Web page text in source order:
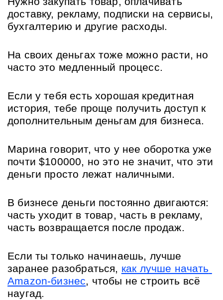
доставку, рекламу, подписки на сервисы,
бухгалтерию и другие расходы.
На своих деньгах тоже можно расти, но
часто это медленный процесс.
Если у тебя есть хорошая кредитная
история, тебе проще получить доступ к
дополнительным деньгам для бизнеса.
Марина говорит, что у нее оборотка уже
почти $100000, но это не значит, что эти
деньги просто лежат наличными.
В бизнесе деньги постоянно двигаются:
часть уходит в товар, часть в рекламу,
часть возвращается после продаж.
Если ты только начинаешь, лучше
заранее разобраться, как лучше начать
Amazon-бизнес, чтобы не строить всё
наугад.